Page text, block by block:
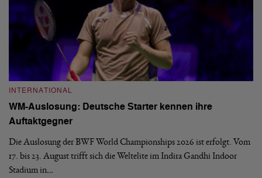
INTERNATIONAL
WM-Auslosung: Deutsche Starter kennen ihre
Auftaktgegner
Die Auslosung der BWF World Championships 2026 ist erfolgt. Vom
17. bis 23. August trifft sich die Weltelite im Indira Gandhi Indoor
Stadium in…